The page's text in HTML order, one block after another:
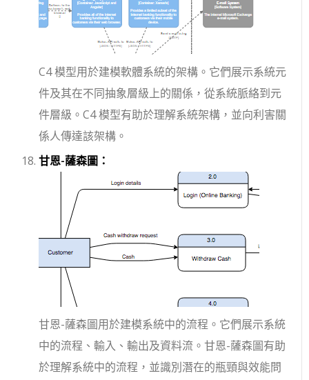
C4 模型用於建模軟體系統的架構。它們展示系統元
件及其在不同抽象層級上的關係，從系統脈絡到元
件層級。C4 模型有助於理解系統架構，並向利害關
係人傳達該架構。
甘恩-薩森圖：
甘恩-薩森圖用於建模系統中的流程。它們展示系統
中的流程、輸入、輸出及資料流。甘恩-薩森圖有助
於理解系統中的流程，並識別潛在的瓶頸與效能問